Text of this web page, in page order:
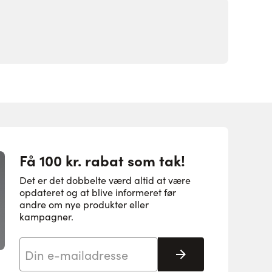
Få 100 kr. rabat som tak!
Det er det dobbelte værd altid at være
opdateret og at blive informeret før
andre om nye produkter eller
kampagner.
Tilmeld her